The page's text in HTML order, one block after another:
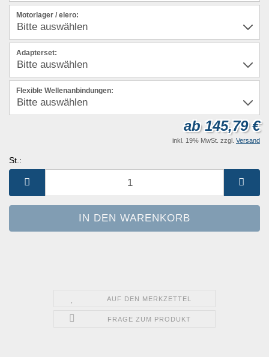
Motorlager / elero:
Adapterset:
Flexible Wellenanbindungen:
ab 145,79 €
inkl. 19% MwSt. zzgl. Versand
St.:
AUF DEN MERKZETTEL
FRAGE ZUM PRODUKT